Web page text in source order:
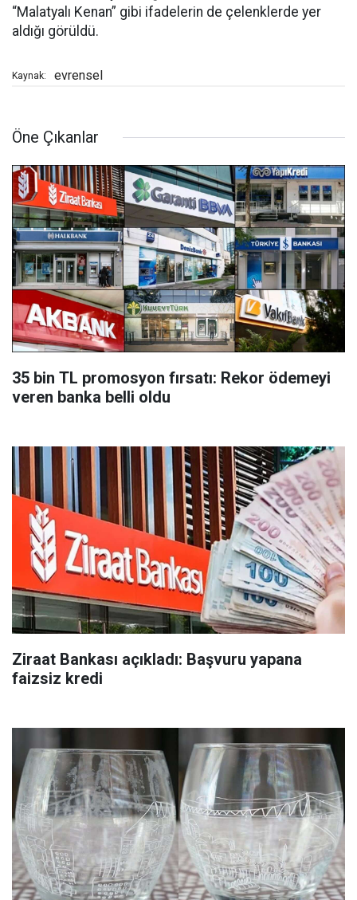
“Malatyalı Kenan” gibi ifadelerin de çelenklerde yer
aldığı görüldü.
Kaynak: evrensel
Öne Çıkanlar
35 bin TL promosyon fırsatı: Rekor ödemeyi
veren banka belli oldu
Ziraat Bankası açıkladı: Başvuru yapana
faizsiz kredi